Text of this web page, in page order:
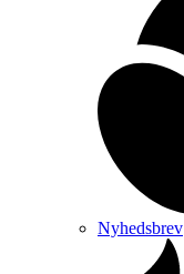
Nyhedsbrev